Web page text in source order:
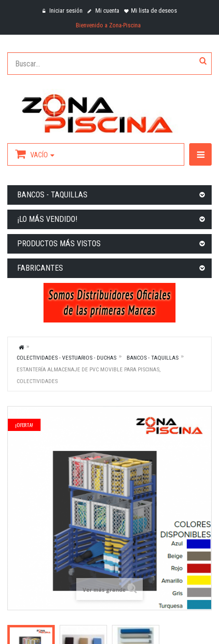
Iniciar sesión Mi cuenta
Mi lista de deseos
Bienvenido a Zona-Piscina
VACÍO
BANCOS - TAQUILLAS
¡LO MÁS VENDIDO!
PRODUCTOS MÁS VISTOS
FABRICANTES
COLECTIVIDADES - VESTUARIOS - DUCHAS
BANCOS - TAQUILLAS
ESTANTERÍA ALMACENAJE DE PVC MOVIBLE PARA PISCINAS,
COLECTIVIDADES
¡OFERTA!
Ver más grande